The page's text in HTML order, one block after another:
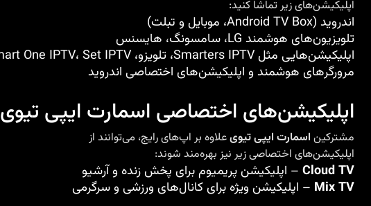
اپلیکیشن‌های زیر تماشا کنید:
اندروید (Android TV Box، موبایل و تبلت)
تلویزیون‌های هوشمند LG، سامسونگ، هایسنس
اپلیکیشن‌هایی مثل Smarters IPTV، تلویزو، Smart One IPTV، Set IPTV و Net IPTV
مرورگرهای هوشمند و اپلیکیشن‌های اختصاصی اندروید
اپلیکیشن‌های اختصاصی اسمارت ایپی تیوی
مشترکین اسمارت ایپی تیویعلاوه بر اپ‌های رایج، می‌توانند از
اپلیکیشن‌های اختصاصی زیر نیز بهره‌مند شوند:
Cloud TV – اپلیکیشن پریمیوم برای پخش زنده و آرشیو
Mix TV – اپلیکیشن ویژه برای کانال‌های ورزشی و سرگرمی